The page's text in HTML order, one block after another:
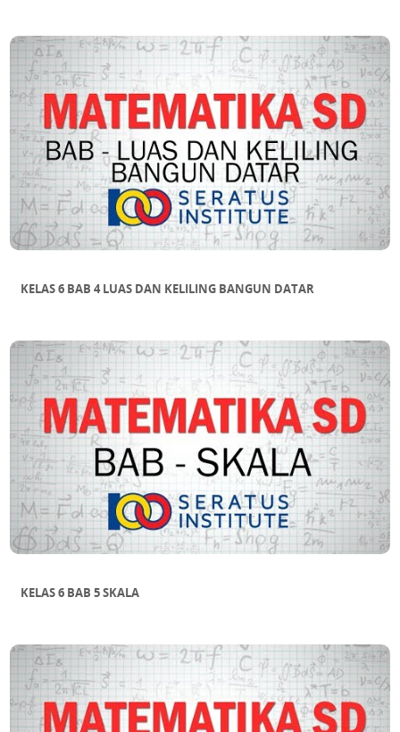
KELAS 6 BAB 4 LUAS DAN KELILING BANGUN DATAR
KELAS 6 BAB 5 SKALA